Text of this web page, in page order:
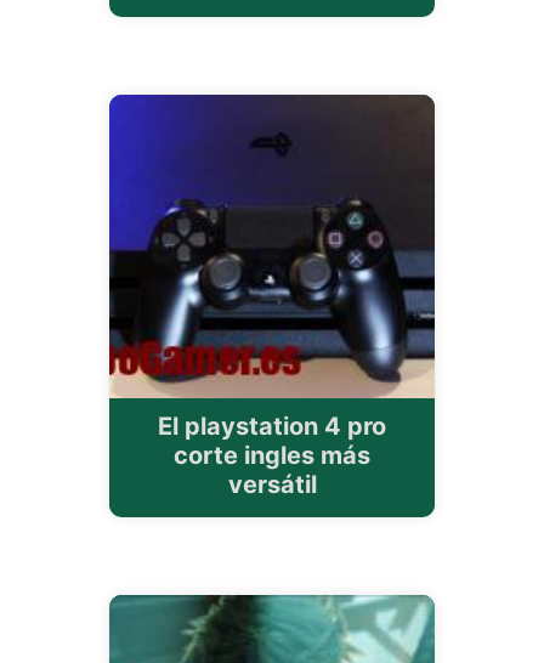
El playstation 4 pro
corte ingles más
versátil